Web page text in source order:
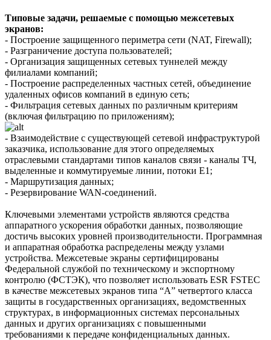
Типовые задачи, решаемые с помощью межсетевых
экранов:
- Построение защищенного периметра сети (NAT, Firewall);
- Разграничение доступа пользователей;
- Организация защищенных сетевых туннелей между
филиалами компаний;
- Построение распределенных частных сетей, объединение
удаленных офисов компаний в единую сеть;
- Фильтрация сетевых данных по различным критериям
(включая фильтрацию по приложениям);
- Взаимодействие с существующей сетевой инфраструктурой
заказчика, использование для этого определяемых
отраслевыми стандартами типов каналов связи - каналы ТЧ,
выделенные и коммутируемые линии, потоки Е1;
- Маршрутизация данных;
- Резервирование WAN-соединений.
Ключевыми элементами устройств являются средства
аппаратного ускорения обработки данных, позволяющие
достичь высоких уровней производительности. Программная
и аппаратная обработка распределены между узлами
устройства. Межсетевые экраны сертифицированы
Федеральной службой по техническому и экспортному
контролю (ФСТЭК), что позволяет использовать ESR FSTEC
в качестве межсетевых экранов типа “А” четвертого класса
защиты в государственных организациях, ведомственных
структурах, в информационных системах персональных
данных и других организациях с повышенными
требованиями к передаче конфиденциальных данных.